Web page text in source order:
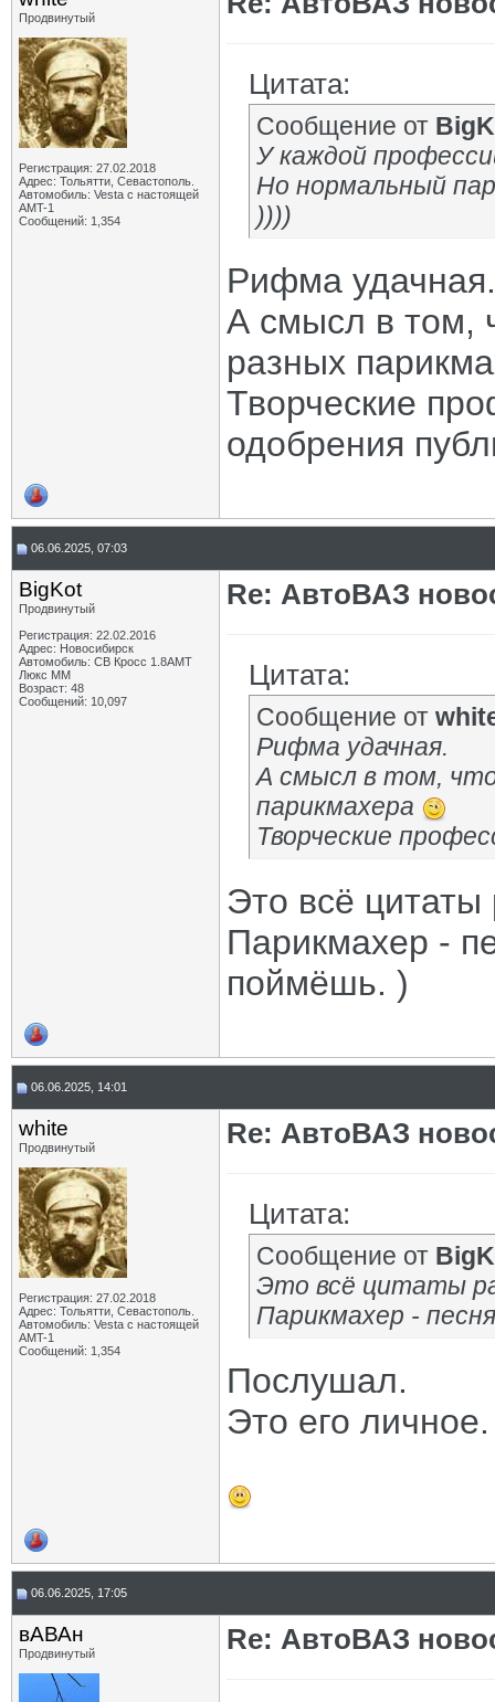
Продвинутый
Регистрация: 27.02.2018
Адрес: Тольятти, Севастополь.
Автомобиль: Vesta с настоящей
AMT-1
Сообщений: 1,354
Цитата:
Сообщение от
У каждой
Но нормальный
))))
Рифма удачная.
А смысл в том,
разных
Творческие
одобрения
06.06.2025, 07:03
BigKot
Продвинутый
Регистрация: 22.02.2016
Адрес: Новосибирск
Автомобиль: СВ Кросс 1.8АМТ
Люкс ММ
Возраст: 48
Сообщений: 10,097
Re: АвтоВАЗ
Цитата:
Сообщение от
Рифма удачная.
А смысл в том,
парикмахера
Творческие
Это всё
Парикмахер -
поймёшь. )
06.06.2025, 14:01
white
Продвинутый
Регистрация: 27.02.2018
Адрес: Тольятти, Севастополь.
Автомобиль: Vesta с настоящей
AMT-1
Сообщений: 1,354
Re: АвтоВАЗ
Цитата:
Сообщение от
Это всё цитаты
Парикмахер -
Послушал.
Это его личное.
06.06.2025, 17:05
вАВАн
Продвинутый Re: АвтоВАЗ